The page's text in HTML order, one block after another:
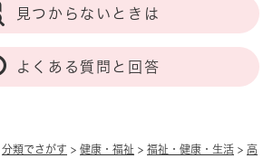
分類でさがす > 健康・福祉 > 福祉・健康・生活 > 高
見つからないときは
よくある質問と回答